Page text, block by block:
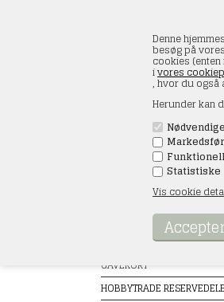
Denne
besøg på
cookies
ivores
, hvor du også
Herunder kan
Nødvendige
Statistiske
Vis cookie
Produkter
GAVEKORT
HOBBYTRADE RESERVEDELE